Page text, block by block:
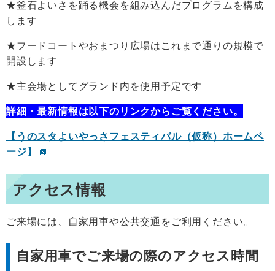
★釜石よいさを踊る機会を組み込んだプログラムを構成
します
★フードコートやおまつり広場はこれまで通りの規模で
開設します
★主会場としてグランド内を使用予定です
詳細・最新情報は以下のリンクからご覧ください。
【うのスタよいやっさフェスティバル（仮称）ホームペ
ージ】
アクセス情報
ご来場には、自家用車や公共交通をご利用ください。
自家用車でご来場の際のアクセス時間